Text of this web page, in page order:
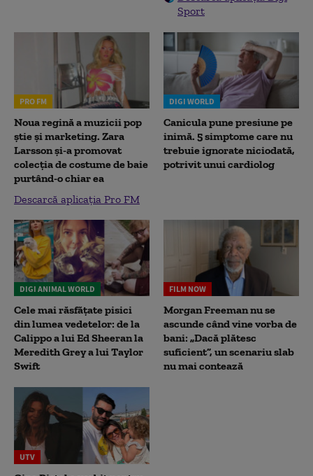
Sport
PRO FM
Noua regină a muzicii pop
știe și marketing. Zara
Larsson și-a promovat
colecția de costume de baie
purtând-o chiar ea
Descarcă aplicația Pro FM
DIGI WORLD
Canicula pune presiune pe
inimă. 5 simptome care nu
trebuie ignorate niciodată,
potrivit unui cardiolog
DIGI ANIMAL WORLD
Cele mai răsfățate pisici
din lumea vedetelor: de la
Calippo a lui Ed Sheeran la
Meredith Grey a lui Taylor
Swift
FILM NOW
Morgan Freeman nu se
ascunde când vine vorba de
bani: „Dacă plătesc
suficient”, un scenariu slab
nu mai contează
UTV